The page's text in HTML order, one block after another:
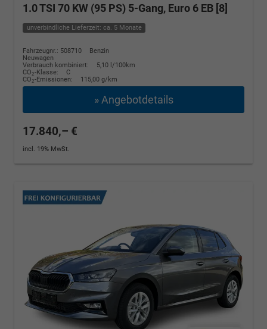
1.0 TSI 70 KW (95 PS) 5-Gang, Euro 6 EB [8]
unverbindliche Lieferzeit: ca. 5 Monate
Fahrzeugnr.: 508710
Benzin
Neuwagen
Verbrauch kombiniert:
5,10 l/100km
CO2-Klasse:
C
CO2-Emissionen: 115,00 g/km
» Angebotdetails
17.840,– €
incl. 19% MwSt.